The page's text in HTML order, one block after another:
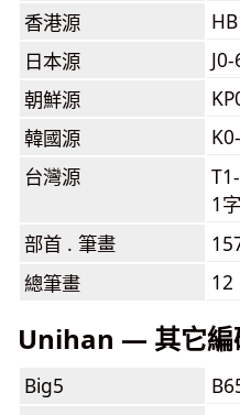
香港源
日本源
朝鮮源
韓國源
台灣源
1
部首 . 筆畫
總筆畫
12
Unihan — 其它編
Big5